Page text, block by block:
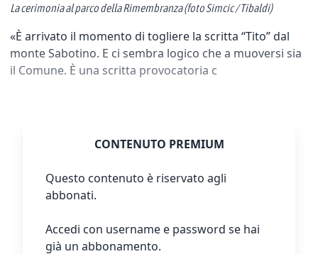
La cerimonia al parco della Rimembranza (foto Simcic / Tibaldi)
«È arrivato il momento di togliere la scritta “Tito” dal
monte Sabotino. E ci sembra logico che a muoversi sia
il Comune. È una scritta provocatoria c
CONTENUTO PREMIUM
Questo contenuto è riservato agli
abbonati.
Accedi con username e password se hai
già un abbonamento.